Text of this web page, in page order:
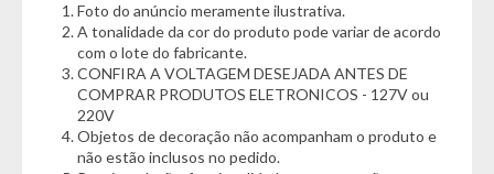
permite que você aproveite mais tempo curtindo a natureza e
menos tempo lidando com complicações. Suas varetas de fibra
de vidro oferecem leveza e resistência, enquanto as paredes e
o teto em 100% poliéster garantem durabilidade e proteção
adicional. Já o piso reforçado em nylon impede a entrada de
umidade e aumenta a vida útil da barraca, mesmo em terrenos
irregulares.
Foto do anúncio meramente ilustrativa.
A tonalidade da cor do produto pode variar de acordo
com o lote do fabricante.
CONFIRA A VOLTAGEM DESEJADA ANTES DE
COMPRAR PRODUTOS ELETRONICOS - 127V ou
220V
Objetos de decoração não acompanham o produto e
não estão inclusos no pedido.